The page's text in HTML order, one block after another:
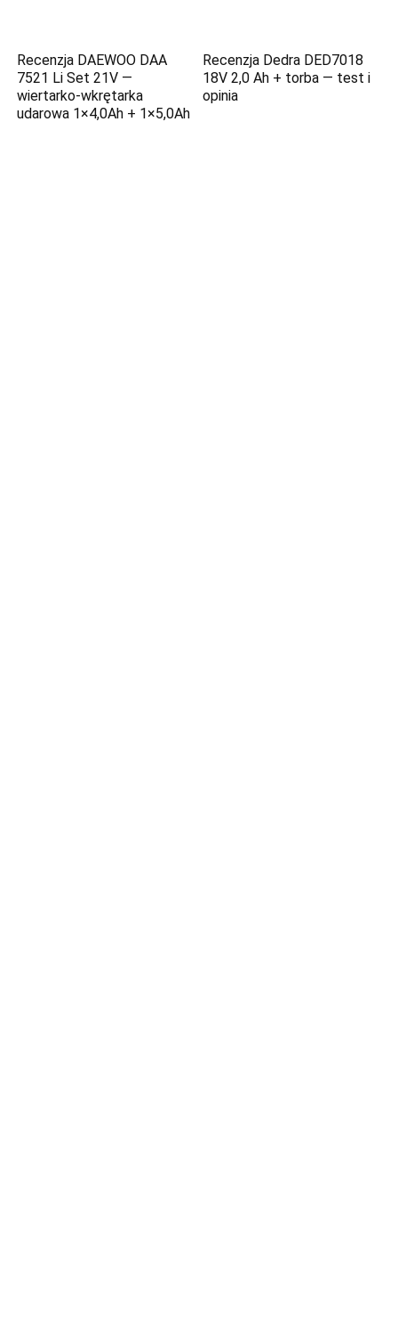
Recenzja DAEWOO DAA
7521 Li Set 21V —
wiertarko-wkrętarka
udarowa 1×4,0Ah + 1×5,0Ah
Recenzja Dedra DED7018
18V 2,0 Ah + torba — test i
opinia